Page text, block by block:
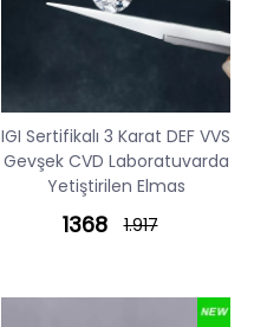
IGI Sertifikalı 3 Karat DEF VVS
Gevşek CVD Laboratuvarda
Yetiştirilen Elmas
1368 1.917